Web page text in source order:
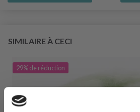
SIMILAIRE À CECI
29% de réduction